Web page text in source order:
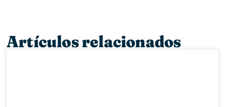
Artículos relacionados